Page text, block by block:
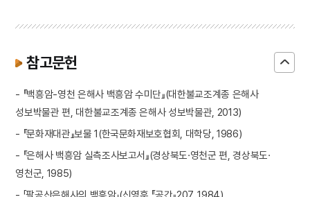
참고문헌
- 『백흥암-영천 은해사 백흥암 수미단』(대한불교조계종 은해사
성보박물관 편, 대한불교조계종 은해사 성보박물관, 2013)
- 『문화재대관』보물 1(한국문화재보호협회, 대학당, 1986)
- 『은해사 백흥암 실측조사보고서』(경상북도·영천군 편, 경상북도·
영천군, 1985)